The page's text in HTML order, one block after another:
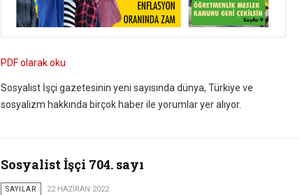
PDF olarak oku
Sosyalist İşçi gazetesinin yeni sayısında dünya, Türkiye ve
sosyalizm hakkında birçok haber ile yorumlar yer alıyor.
Sosyalist İşçi 704. sayı
SAYILAR 22 HAZIRAN 2022